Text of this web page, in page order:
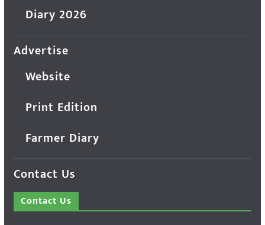
Diary 2026
Advertise
Website
Print Edition
Farmer Diary
Contact Us
Contact Us